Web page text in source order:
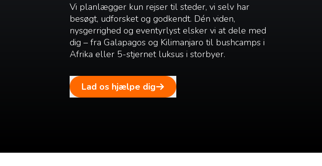
Vi planlægger kun rejser til steder, vi selv har
besøgt, udforsket og godkendt. Dén viden,
nysgerrighed og eventyrlyst elsker vi at dele med
dig – fra Galapagos og Kilimanjaro til bushcamps i
Afrika eller 5-stjernet luksus i storbyer.
Lad os hjælpe dig